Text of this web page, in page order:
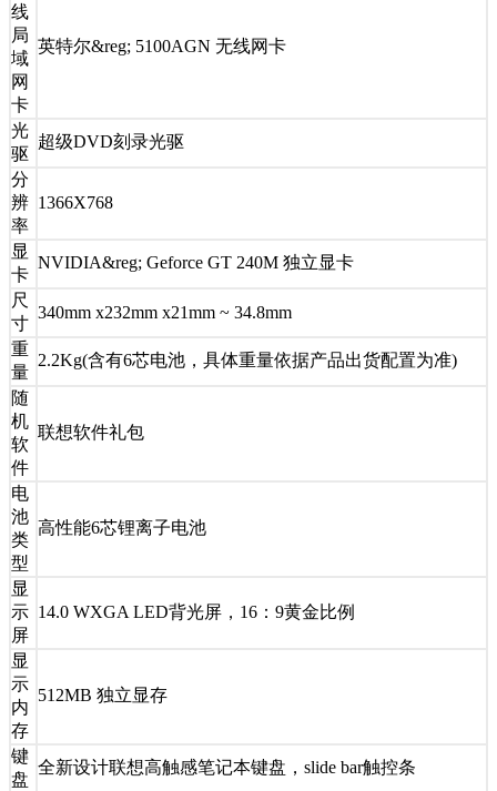
线
局
域
网
卡
英特尔&reg; 5100AGN 无线网卡
光
驱
超级DVD刻录光驱
分
辨
率
1366X768
显
卡
NVIDIA&reg; Geforce GT 240M 独立显卡
尺
寸
340mm x232mm x21mm ~ 34.8mm
重
量
2.2Kg(含有6芯电池，具体重量依据产品出货配置为准)
随
机
软
件
联想软件礼包
电
池
类
型
高性能6芯锂离子电池
显
示
屏
14.0 WXGA LED背光屏，16：9黄金比例
显
示
内
存
512MB 独立显存
键
盘
全新设计联想高触感笔记本键盘，slide bar触控条